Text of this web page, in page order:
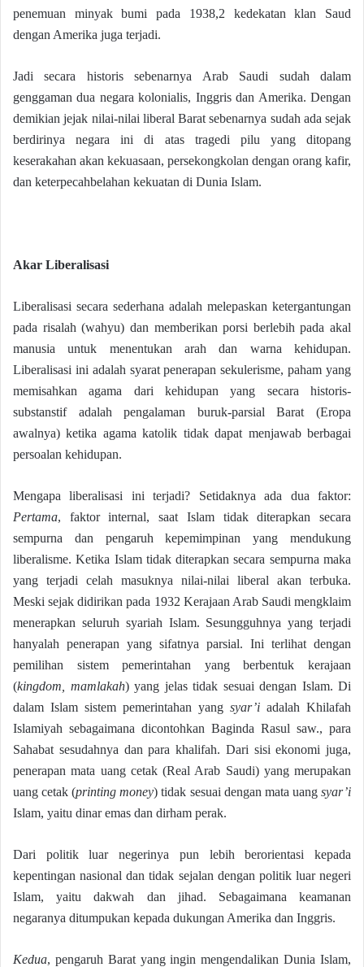
penemuan minyak bumi pada 1938,2 kedekatan klan Saud
dengan Amerika juga terjadi.
Jadi secara historis sebenarnya Arab Saudi sudah dalam
genggaman dua negara kolonialis, Inggris dan Amerika. Dengan
demikian jejak nilai-nilai liberal Barat sebenarnya sudah ada sejak
berdirinya negara ini di atas tragedi pilu yang ditopang
keserakahan akan kekuasaan, persekongkolan dengan orang kafir,
dan keterpecahbelahan kekuatan di Dunia Islam.
Akar Liberalisasi
Liberalisasi secara sederhana adalah melepaskan ketergantungan
pada risalah (wahyu) dan memberikan porsi berlebih pada akal
manusia untuk menentukan arah dan warna kehidupan.
Liberalisasi ini adalah syarat penerapan sekulerisme, paham yang
memisahkan agama dari kehidupan yang secara historis-
substanstif adalah pengalaman buruk-parsial Barat (Eropa
awalnya) ketika agama katolik tidak dapat menjawab berbagai
persoalan kehidupan.
Mengapa liberalisasi ini terjadi? Setidaknya ada dua faktor:
Pertama, faktor internal, saat Islam tidak diterapkan secara
sempurna dan pengaruh kepemimpinan yang mendukung
liberalisme. Ketika Islam tidak diterapkan secara sempurna maka
yang terjadi celah masuknya nilai-nilai liberal akan terbuka.
Meski sejak didirikan pada 1932 Kerajaan Arab Saudi mengklaim
menerapkan seluruh syariah Islam. Sesungguhnya yang terjadi
hanyalah penerapan yang sifatnya parsial. Ini terlihat dengan
pemilihan sistem pemerintahan yang berbentuk kerajaan
(kingdom, mamlakah) yang jelas tidak sesuai dengan Islam. Di
dalam Islam sistem pemerintahan yang syar’i adalah Khilafah
Islamiyah sebagaimana dicontohkan Baginda Rasul saw., para
Sahabat sesudahnya dan para khalifah. Dari sisi ekonomi juga,
penerapan mata uang cetak (Real Arab Saudi) yang merupakan
uang cetak (printing money) tidak sesuai dengan mata uangsyar’i
Islam, yaitu dinar emas dan dirham perak.
Dari politik luar negerinya pun lebih berorientasi kepada
kepentingan nasional dan tidak sejalan dengan politik luar negeri
Islam, yaitu dakwah dan jihad. Sebagaimana keamanan
negaranya ditumpukan kepada dukungan Amerika dan Inggris.
Kedua, pengaruh Barat yang ingin mengendalikan Dunia Islam,